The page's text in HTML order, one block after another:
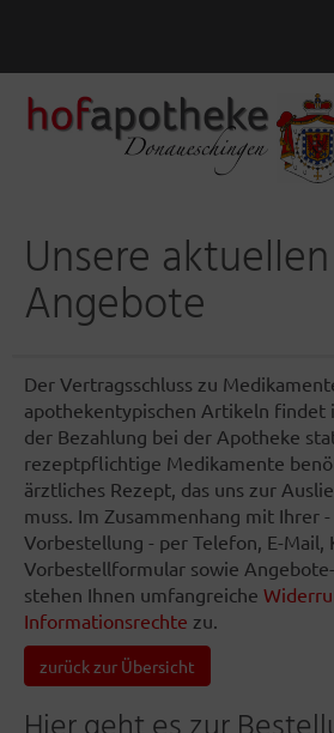
Unsere
Angebote
Der Vertragsschluss zu
apothekentypischen Artikeln findet
der Bezahlung bei der Apotheke
rezeptpflichtige Medikamente
ärztliches Rezept, das uns zur
muss. Im Zusammenhang mit Ihrer
Vorbestellung - per Telefon, E-Mail,
Vorbestellformular sowie
stehen Ihnen umfangreiche
Informationsrechte zu.
zurück zur Übersicht